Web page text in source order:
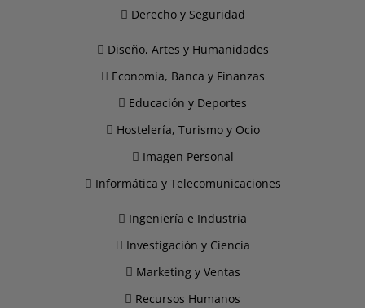
Derecho y Seguridad
Diseño, Artes y Humanidades
Economía, Banca y Finanzas
Educación y Deportes
Hostelería, Turismo y Ocio
Imagen Personal
Informática y Telecomunicaciones
Ingeniería e Industria
Investigación y Ciencia
Marketing y Ventas
Recursos Humanos